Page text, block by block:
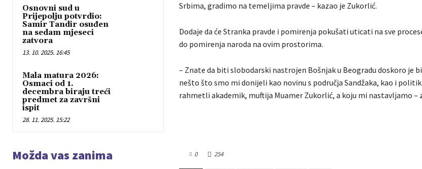
Osnovni sud u
Prijepolju potvrdio:
Samir Tandir osuđen
na sedam mjeseci
zatvora
13. 10. 2025. 16:45
Mala matura 2026:
Osmaci od 1.
decembra biraju treći
predmet za završni
ispit
28. 11. 2025. 15:22
Možda vas zanima
Srbima, gradimo na temeljima pravde – kazao je Zukorlić.
Dodaje da će Stranka pravde i pomirenja pokušati uticati na sve
do pomirenja naroda na ovim prostorima.
– Znate da biti slobodarski nastrojen Bošnjak u Beogradu doskoro je
nešto što smo mi donijeli kao novinu s područja Sandžaka, kao i
rahmetli akademik, muftija Muamer Zukorlić, a koju mi nastavljamo –
0 254